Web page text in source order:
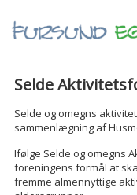
Selde
Selde og omegns
sammenlægning af
Ifølge Selde og omegns
foreningens formål at
fremme almennyttige